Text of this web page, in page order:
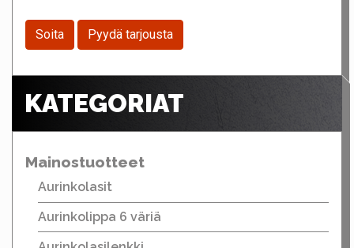
Soita Pyydä tarjousta
KATEGORIAT
Mainostuotteet
Aurinkolasit
Aurinkolippa 6 väriä